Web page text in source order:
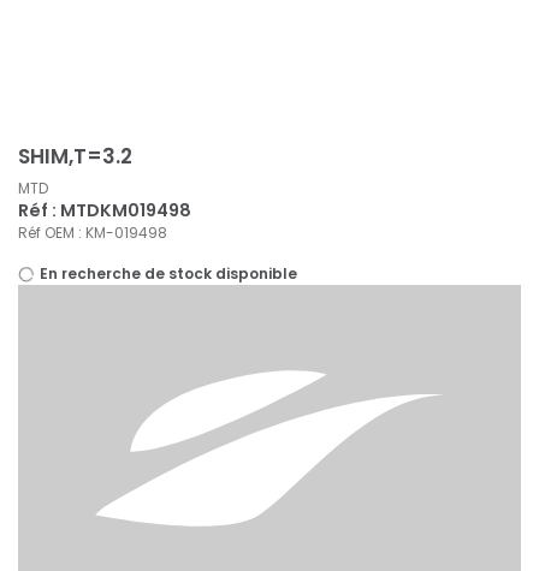
SHIM,T=3.2
MTD
Réf : MTDKM019498
Réf OEM : KM-019498
En recherche de stock disponible